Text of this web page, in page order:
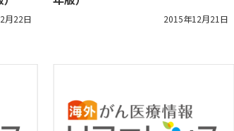
月22日 2015年12月21日